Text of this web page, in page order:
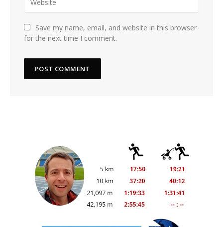
Save my name, email, and website in this browser
for the next time I comment.